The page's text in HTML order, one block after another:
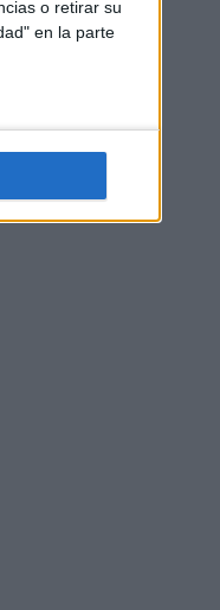
o retirar su
en la parte